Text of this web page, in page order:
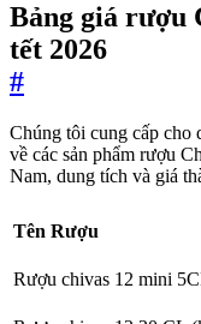
Bảng giá rượu
tết 2026
#
Chúng tôi cung cấp cho
về các sản phẩm rượu
Nam, dung tích và giá
Tên Rượu
Rượu chivas 12 mini